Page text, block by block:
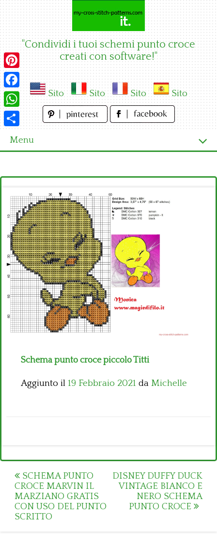
"Condividi i tuoi schemi punto croce
creati con software!"
Sito Sito Sito Sito
Menu
Ultimi schemi
Alfabeto
Bambini
Disney
Thun
Schema punto croce piccolo Titti
Aggiunto il 19 Febbraio 2021 da Michelle
Post
navigation
SCHEMA PUNTO
CROCE MARVIN IL
MARZIANO GRATIS
CON USO DEL PUNTO
SCRITTO
DISNEY DUFFY DUCK
VINTAGE BIANCO E
NERO SCHEMA
PUNTO CROCE
Pinterest
Facebook
WhatsApp